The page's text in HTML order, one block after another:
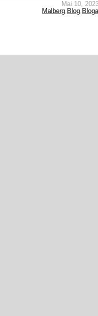
Mai 10,
Malberg, Blog,